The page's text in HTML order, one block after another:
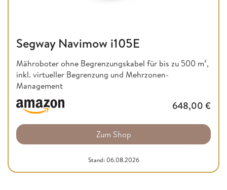
Segway Navimow i105E
Mähroboter ohne Begrenzungskabel für bis zu 500 m²,
inkl. virtueller Begrenzung und Mehrzonen-
Management
648,00 €
Zum Shop
Stand: 06.08.2026